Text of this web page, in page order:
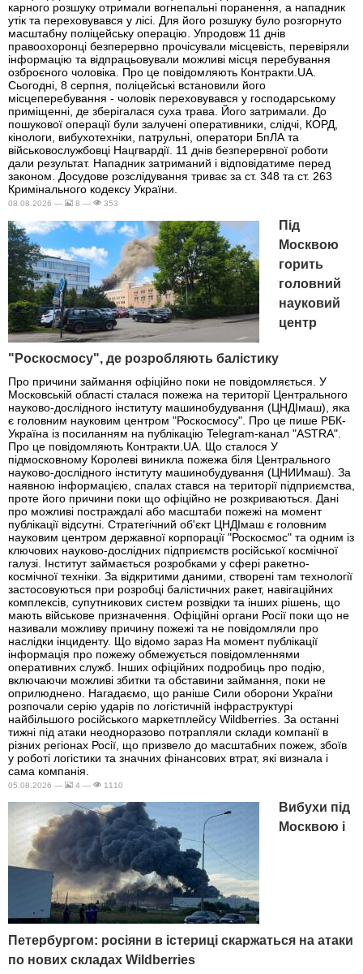
карного розшуку отримали вогнепальні поранення, а нападник
утік та переховувався у лісі. Для його розшуку було розгорнуто
масштабну поліцейську операцію. Упродовж 11 днів
правоохоронці безперервно прочісували місцевість, перевіряли
інформацію та відпрацьовували можливі місця перебування
озброєного чоловіка. Про це повідомляють Контракти.UA.
Сьогодні, 8 серпня, поліцейські встановили його
місцеперебування - чоловік переховувався у господарському
приміщенні, де зберігалася суха трава. Його затримали. До
пошукової операції були залучені оперативники, слідчі, КОРД,
кінологи, вибухотехніки, патрульні, оператори БпЛА та
військовослужбовці Нацгвардії. 11 днів безперервної роботи
дали результат. Нападник затриманий і відповідатиме перед
законом. Досудове розслідування триває за ст. 348 та ст. 263
Кримінального кодексу України.
08.08.2026 — 8 — 353
Під
Москвою
горить
головний
науковий
центр
"Роскосмосу", де розробляють балістику
Про причини займання офіційно поки не повідомляється. У
Московській області сталася пожежа на території Центрального
науково-дослідного інституту машинобудування (ЦНДІмаш), яка
є головним науковим центром "Роскосмосу". Про це пише РБК-
Україна із посиланням на публікацію Telegram-канал "ASTRA".
Про це повідомляють Контракти.UA. Що сталося У
підмосковному Королеві виникла пожежа біля Центрального
науково-дослідного інституту машинобудування (ЦНИИмаш). За
наявною інформацією, спалах стався на території підприємства,
проте його причини поки що офіційно не розкриваються. Дані
про можливі постраждалі або масштаби пожежі на момент
публікації відсутні. Стратегічний об'єкт ЦНДІмаш є головним
науковим центром державної корпорації "Роскосмос" та одним із
ключових науково-дослідних підприємств російської космічної
галузі. Інститут займається розробками у сфері ракетно-
космічної техніки. За відкритими даними, створені там технології
застосовуються при розробці балістичних ракет, навігаційних
комплексів, супутникових систем розвідки та інших рішень, що
мають військове призначення. Офіційні органи Росії поки що не
називали можливу причину пожежі та не повідомляли про
наслідки інциденту. Що відомо зараз На момент публікації
інформація про пожежу обмежується повідомленнями
оперативних служб. Інших офіційних подробиць про подію,
включаючи можливі збитки та обставини займання, поки не
оприлюднено. Нагадаємо, що раніше Сили оборони України
розпочали серію ударів по логістичній інфраструктурі
найбільшого російського маркетплейсу Wildberries. За останні
тижні під атаки неодноразово потрапляли склади компанії в
різних регіонах Росії, що призвело до масштабних пожеж, збоїв
у роботі логістики та значних фінансових втрат, які визнала і
сама компанія.
05.08.2026 — 4 — 1110
Вибухи під
Москвою і
Петербургом: росіяни в істериці скаржаться на атаки
по нових складах Wildberries